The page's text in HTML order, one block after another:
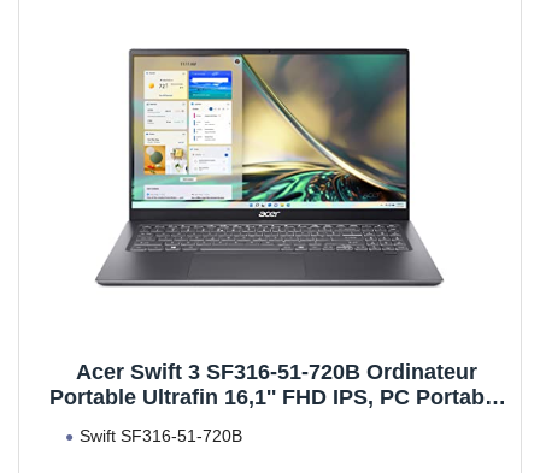
Acer Swift 3 SF316-51-720B Ordinateur
Portable Ultrafin 16,1'' FHD IPS, PC Portable
1024Go, Intel Iris Xe Graphics, Windows 11
Swift SF316-51-720B